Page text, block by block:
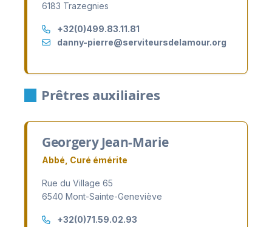
6183 Trazegnies
+32(0)499.83.11.81
danny-pierre@serviteursdelamour.org
Prêtres auxiliaires
Georgery Jean-Marie
Abbé, Curé émérite
Rue du Village 65
6540 Mont-Sainte-Geneviève
+32(0)71.59.02.93